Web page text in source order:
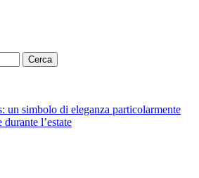
un simbolo di eleganza particolarmente
durante l’estate